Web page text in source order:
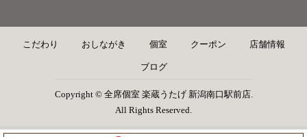
こだわり おしながき 個室 クーポン 店舗情報
ブログ
Copyright © 全席個室 楽蔵うたげ 新潟南口駅前店.
All Rights Reserved.